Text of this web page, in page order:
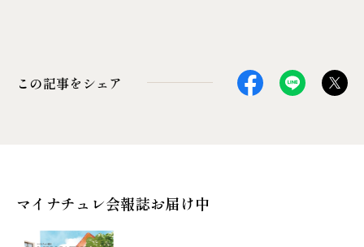
この記事をシェア
マイナチュレ会報誌お届け中